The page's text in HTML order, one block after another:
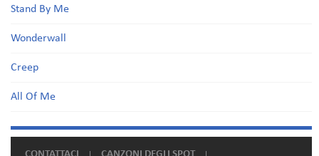
Stand By Me
Wonderwall
Creep
All Of Me